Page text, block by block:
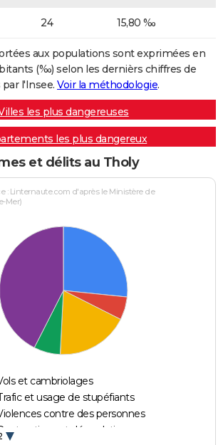
24 15,80 ‰
aux populations sont exprimées en
(‰) selon les dernièrs chiffres de
l'Insee. Voir la méthodologie.
les plus dangereuses
les plus dangereux
et délits au Tholy
: Linternaute.com d'après le Ministère de
Mer)
et cambriolages
et usage de stupéfiants
contre des personnes
et dégradations